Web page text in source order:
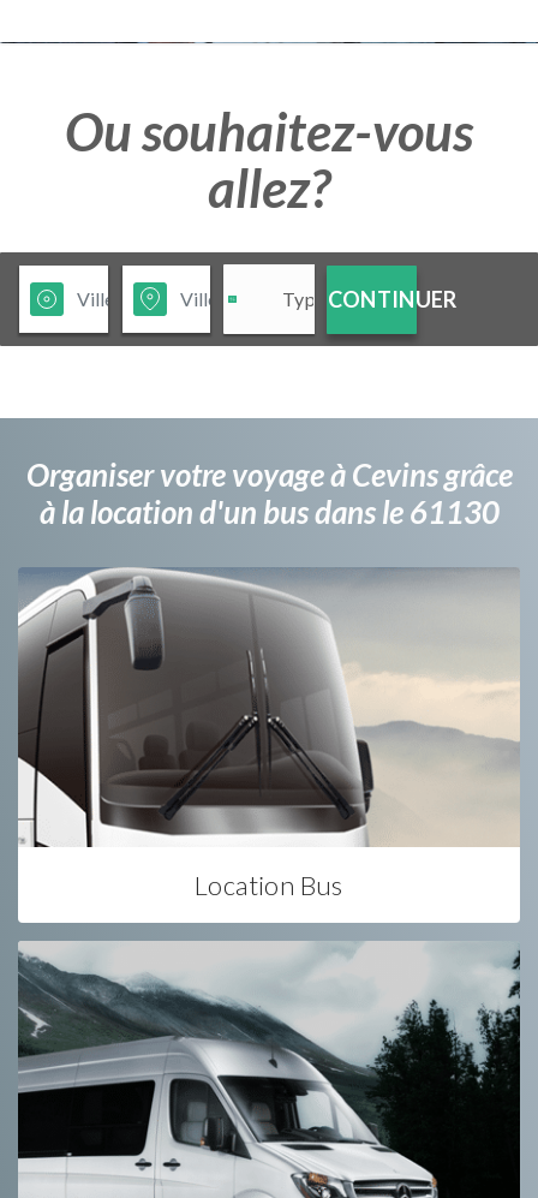
Ou souhaitez-vous
allez?
CONTINUER
Organiser votre voyage à Cevins grâce
à la location d'un bus dans le 61130
Location Bus